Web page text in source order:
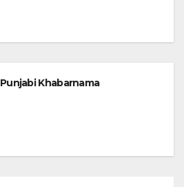
Punjabi Khabarnama